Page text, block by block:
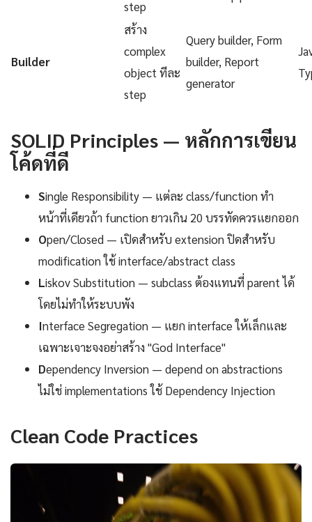
step
Builder
สร้าง
complex
object ทีละ
step
Query builder, Form
builder, Report
generator
SOLID Principles — หลักการเขียน
โค้ดที่ดี
Single Responsibility — แต่ละ class/function ทำ
หน้าที่เดียวถ้า function ยาวเกิน 20 บรรทัดควรแยกออก
Open/Closed — เปิดสำหรับ extension ปิดสำหรับ
modification ใช้ interface/abstract class
Liskov Substitution — subclass ต้องแทนที่ parent ได้
โดยไม่ทำให้ระบบพัง
Interface Segregation — แยก interface ให้เล็กและ
เฉพาะเจาะจงอย่าสร้าง "God Interface"
Dependency Inversion — depend on abstractions
ไม่ใช่ implementations ใช้ Dependency Injection
Clean Code Practices